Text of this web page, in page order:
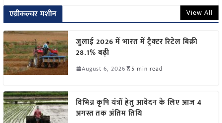
एग्रीकल्चर मशीन View All
जुलाई 2026 में भारत में ट्रैक्टर रिटेल बिक्री
28.1% बढ़ी
August 6, 2026 5 min read
विभिन्न कृषि यंत्रों हेतु आवेदन के लिए आज 4
अगस्त तक अंतिम तिथि